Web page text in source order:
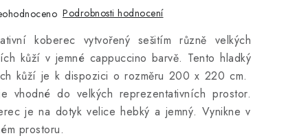
Podrobnosti hodnocení
koberec vytvořený sešitím různě velkých
kůží v jemné cappuccino barvě. Tento hladký
kůží je k dispozici o rozměru 200 x 220 cm.
vhodné do velkých reprezentativních prostor.
je na dotyk velice hebký a jemný. Vynikne v
prostoru.